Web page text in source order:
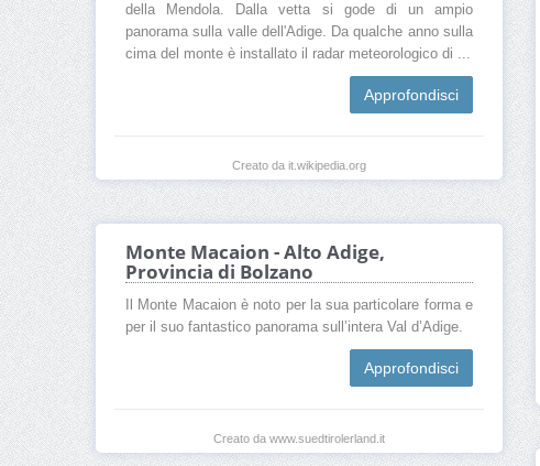
della Mendola. Dalla vetta si gode di un ampio
panorama sulla valle dell'Adige. Da qualche anno sulla
cima del monte è installato il radar meteorologico di ...
Approfondisci
Creato da it.wikipedia.org
Monte Macaion - Alto Adige,
Provincia di Bolzano
Il Monte Macaion è noto per la sua particolare forma e
per il suo fantastico panorama sull’intera Val d’Adige.
Approfondisci
Creato da www.suedtirolerland.it